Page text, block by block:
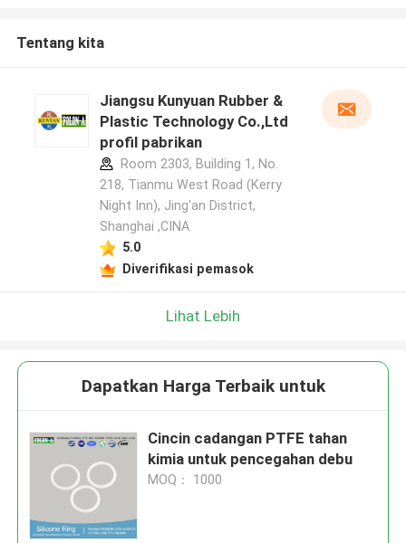
Tentang kita
Jiangsu Kunyuan Rubber &
Plastic Technology Co.,Ltd
profil pabrikan
Room 2303, Building 1, No.
218, Tianmu West Road (Kerry
Night Inn), Jing'an District,
Shanghai ,CINA
5.0
Diverifikasi pemasok
Lihat Lebih
Dapatkan Harga Terbaik untuk
Cincin cadangan PTFE tahan
kimia untuk pencegahan debu
MOQ： 1000